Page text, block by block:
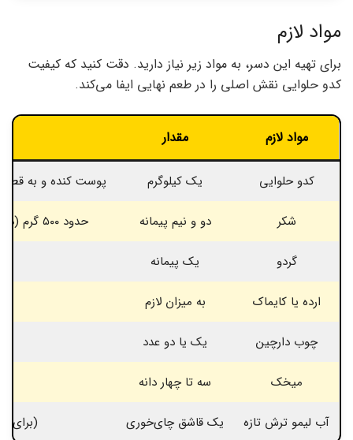
مواد لازم
برای تهیه این دسر، به مواد زیر نیاز دارید. دقت کنید که کیفیت
کدو حلوایی نقش اصلی را در طعم نهایی ایفا می‌کند.
مواد لازم مقدار
کدو حلوایی یک کیلوگرم پوست کنده و به قطعات نسبتاً
شکر دو و نیم پیمانه حدود ۵۰۰ گرم (می‌توانید بر اساس ذائقه کمی کم یا زیاد کنید)
گردو یک پیمانه
ارده یا کایماک به میزان لازم
چوب دارچین یک یا دو عدد
میخک سه تا چهار دانه
آب لیمو ترش تازه یک قاشق چای‌خوری (برای